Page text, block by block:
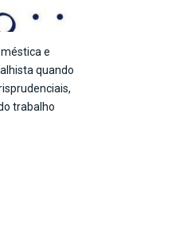
e
quando
trabalho